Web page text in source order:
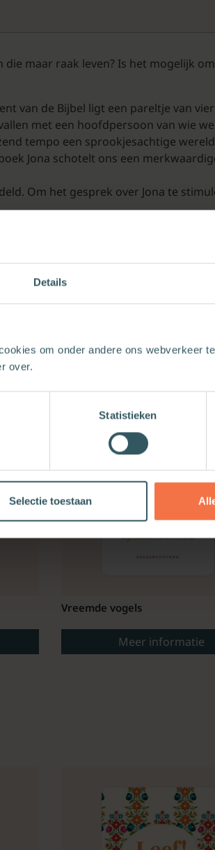
Details
om onder andere ons webverkeer
over.
Statistieken
Selectie toestaan
maar raak leven? Is het mogelijk
van de Bijbel ligt een pareltje van
met een hoofdpersoon van wie
tempo een sprookjesachtige
Jona schotelt ons een
Om het gesprek over Jona te
Vreemde vogels
Meer informatie